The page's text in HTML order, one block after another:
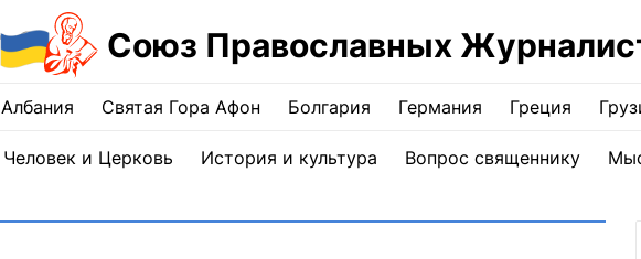
Союз Православных
Албания Святая Гора Афон Болгария Германия Греция
Человек и Церковь История и культура Вопрос священнику